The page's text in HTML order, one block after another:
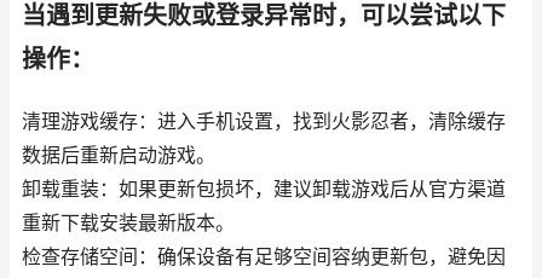
当遇到更新失败或登录异常时，可以尝试以下
操作：
清理游戏缓存：进入手机设置，找到火影忍者，清除缓存
数据后重新启动游戏。
卸载重装：如果更新包损坏，建议卸载游戏后从官方渠道
重新下载安装最新版本。
检查存储空间：确保设备有足够空间容纳更新包，避免因